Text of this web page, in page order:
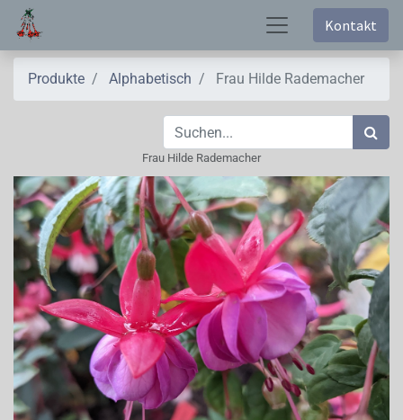
Kontakt
Produkte Alphabetisch Frau Hilde Rademacher
Frau Hilde Rademacher